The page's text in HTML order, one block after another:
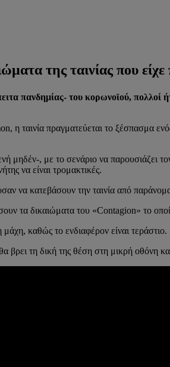
της ταινίας που
πανδημίας- του κορωνοϊού,
η ταινία πραγματεύεται το ξέσπασμα
μηδέν-, με το σενάριο να παρουσιάζει
να είναι τρομακτικές.
να κατεβάσουν την ταινία από
τα δικαιώματα του «Contagion» το
μάχη, καθώς το ενδιαφέρον είναι τεράστιο.
βρει τη δική της θέση στη μικρή οθόνη